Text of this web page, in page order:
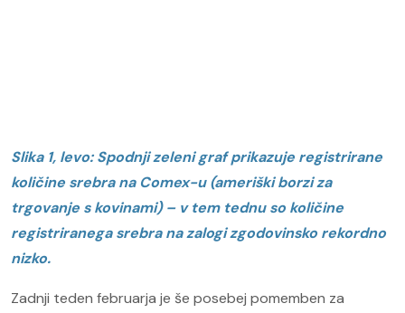
Slika 1, levo: Spodnji zeleni graf prikazuje registrirane
količine srebra na Comex-u (ameriški borzi za
trgovanje s kovinami) – v tem tednu so količine
registriranega srebra na zalogi zgodovinsko rekordno
nizko.
Zadnji teden februarja je še posebej pomemben za